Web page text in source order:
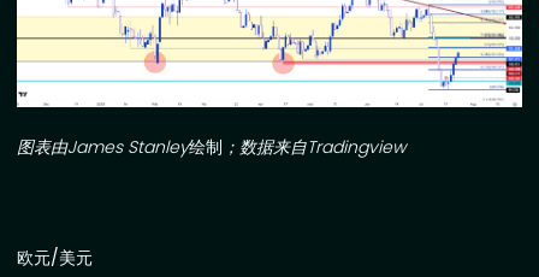
图表由James Stanley绘制 ；数据来自Tradingview
欧元/美元